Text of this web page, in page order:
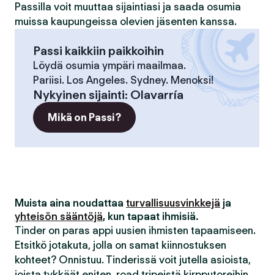
Passilla voit muuttaa sijaintiasi ja saada osumia
muissa kaupungeissa olevien jäsenten kanssa.
Passi kaikkiin paikkoihin
Löydä osumia ympäri maailmaa.
Pariisi. Los Angeles. Sydney. Menoksi!
Nykyinen sijainti: Olavarría
Mikä on Passi?
Muista aina noudattaa turvallisuusvinkkejä ja
yhteisön sääntöjä, kun tapaat ihmisiä.
Tinder on paras appi uusien ihmisten tapaamiseen.
Etsitkö jotakuta, jolla on samat kiinnostuksen
kohteet? Onnistuu. Tinderissä voit jutella asioista,